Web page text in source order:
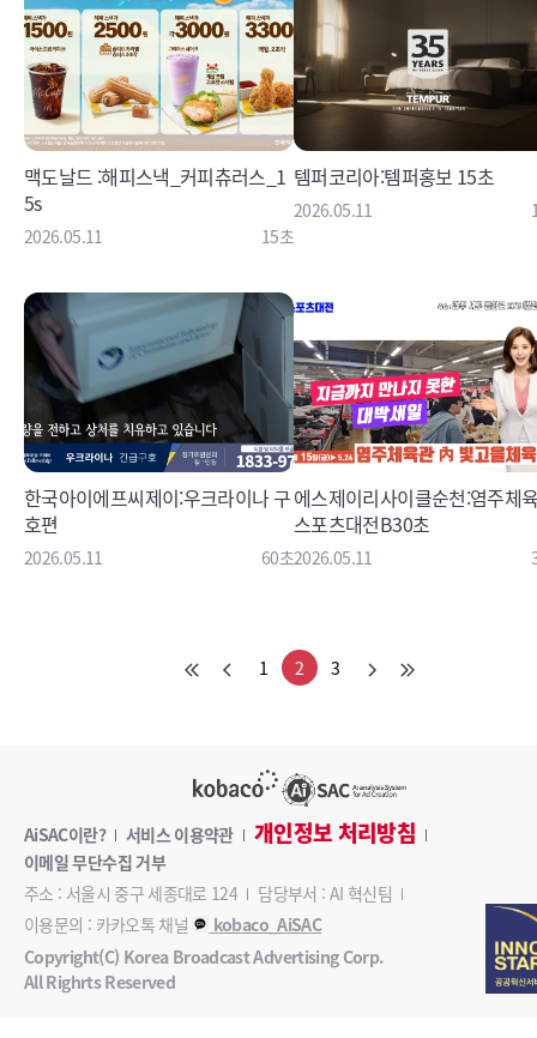
맥도날드 :해피스낵_커피츄러스_1
5s
2026.05.11 15초
템퍼코리아:템퍼홍보 15초
2026.05.11
한국아이에프씨제이:우크라이나 구
호편
2026.05.11 60초
에스제이리사이클순천:염주체
스포츠대전B30초
2026.05.11
1 2 3
AiSAC이란? 서비스 이용약관 개인정보 처리방침
이메일 무단수집 거부
주소 : 서울시 중구 세종대로 124
담당부서 : AI 혁신팀
이용문의 : 카카오톡 채널
kobaco_AiSAC
Copyright(C) Korea Broadcast Advertising Corp.
All Righrts Reserved